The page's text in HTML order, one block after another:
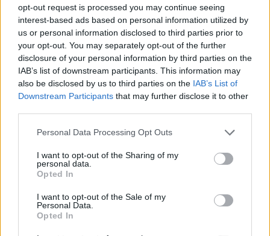
opt-out request is processed you may continue seeing
interest-based ads based on personal information utilized by
us or personal information disclosed to third parties prior to
your opt-out. You may separately opt-out of the further
disclosure of your personal information by third parties on the
IAB’s list of downstream participants. This information may
also be disclosed by us to third parties on the IAB’s List of
Downstream Participants that may further disclose it to other
Personal Data Processing Opt Outs
I want to opt-out of the Sharing of my
personal data.
Opted In
I want to opt-out of the Sale of my
Personal Data.
Opted In